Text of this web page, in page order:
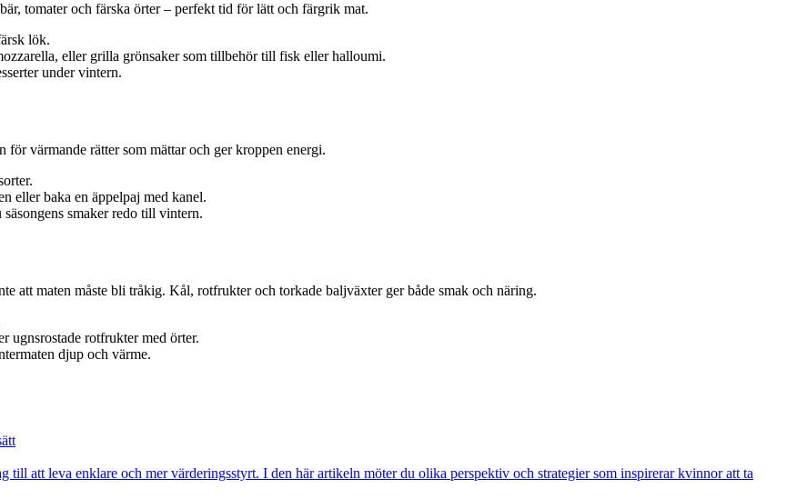
tomater och färska örter – perfekt tid för lätt och färgrik mat.
lök.
eller grilla grönsaker som tillbehör till fisk eller halloumi.
under vintern.
värmande rätter som mättar och ger kroppen energi.
eller baka en äppelpaj med kanel.
smaker redo till vintern.
att maten måste bli tråkig. Kål, rotfrukter och torkade baljväxter ger både smak och näring.
ugnsrostade rotfrukter med örter.
djup och värme.
till att leva enklare och mer värderingsstyrt. I den här artikeln möter du olika perspektiv och strategier som inspirerar kvinnor att ta